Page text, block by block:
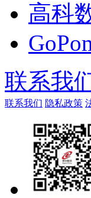
高科
联系我
联系我们 隐私政策